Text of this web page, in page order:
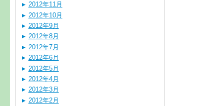
2012年11月
2012年10月
2012年9月
2012年8月
2012年7月
2012年6月
2012年5月
2012年4月
2012年3月
2012年2月